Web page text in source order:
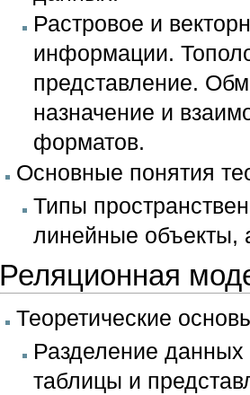
Растровое и
информации.
представление.
назначение и
форматов.
Основные понятия
Типы
линейные объекты,
Реляционная
Теоретические
Разделение
таблицы и